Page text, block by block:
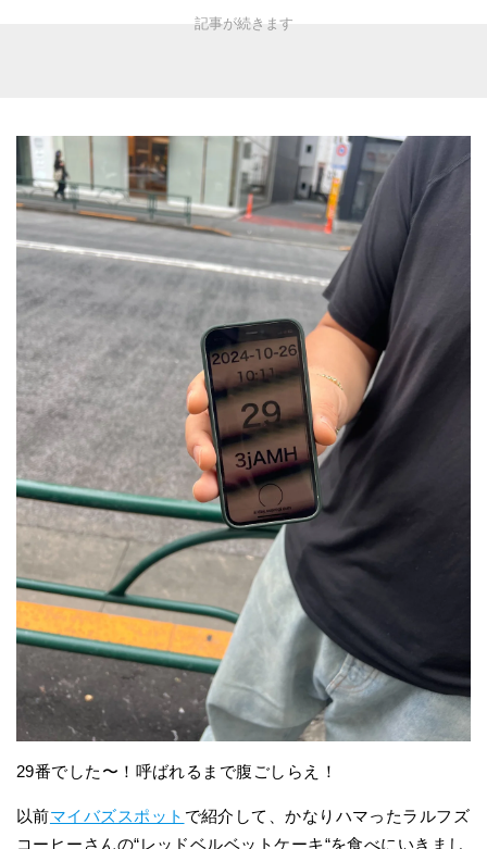
29番でした〜！呼ばれるまで腹ごしらえ！
以前マイバズスポット で紹介して、かなりハマったラルフズ
コーヒーさんの“レッドベルベットケーキ“を食べにいきまし